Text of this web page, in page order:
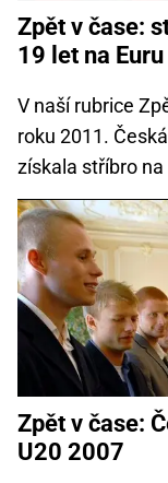
Zpět v čase:
19 let na
V naší rubrice
roku 2011.
získala stříbro
Zpět v čase:
U20 2007